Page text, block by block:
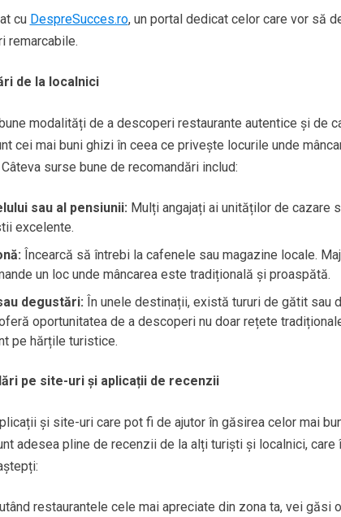
cu DespreSucces.ro, un portal dedicat celor care vor să
remarcabile.
de la localnici
modalități de a descoperi restaurante autentice și de
cei mai buni ghizi în ceea ce privește locurile unde
surse bune de recomandări includ:
sau al pensiunii: Mulți angajați ai unităților de cazare
excelente.
Încearcă să întrebi la cafenele sau magazine locale.
un loc unde mâncarea este tradițională și proaspătă.
degustări: În unele destinații, există tururi de gătit sau
oportunitatea de a descoperi nu doar rețete
pe hărțile turistice.
pe site-uri și aplicații de recenzii
și site-uri care pot fi de ajutor în găsirea celor mai
adesea pline de recenzii de la alți turiști și localnici,
restaurantele cele mai apreciate din zona ta, vei găsi